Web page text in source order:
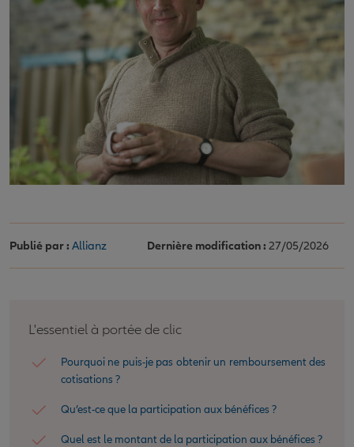
Publié par : Allianz Dernière modification : 27/05/2026
L'essentiel à portée de clic
Pourquoi ne puis-je pas obtenir un remboursement des
cotisations ?
Qu’est-ce que la participation aux bénéfices ?
Quel est le montant de la participation aux bénéfices ?